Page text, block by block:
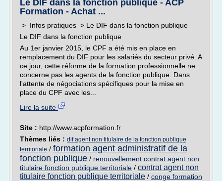
Le DIF dans la fonction publique - ACP
Formation - Achat ...
> Infos pratiques > Le DIF dans la fonction publique
Le DIF dans la fonction publique
Au 1er janvier 2015, le CPF a été mis en place en
remplacement du DIF pour les salariés du secteur privé. A
ce jour, cette réforme de la formation professionnelle ne
concerne pas les agents de la fonction publique. Dans
l'attente de négociations spécifiques pour la mise en
place du CPF avec les...
Lire la suite
Site : http://www.acpformation.fr
Thèmes liés : dif agent non titulaire de la fonction publique
territoriale / formation agent administratif de la
fonction publique / renouvellement contrat agent non
titulaire fonction publique territoriale / contrat agent non
titulaire fonction publique territoriale / conge formation